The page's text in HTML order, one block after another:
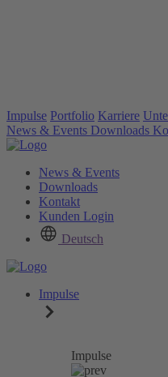
Impulse Portfolio Karriere
News & Events Downloads
News & Events
Downloads
Kontakt
Kunden Login
Deutsch
Impulse
Impulse